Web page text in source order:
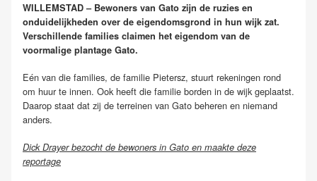
WILLEMSTAD – Bewoners van Gato zijn de ruzies en
onduidelijkheden over de eigendomsgrond in hun wijk zat.
Verschillende families claimen het eigendom van de
voormalige plantage Gato.
Eén van die families, de familie Pietersz, stuurt rekeningen rond
om huur te innen. Ook heeft die familie borden in de wijk geplaatst.
Daarop staat dat zij de terreinen van Gato beheren en niemand
anders.
Dick Drayer bezocht de bewoners in Gato en maakte deze
reportage